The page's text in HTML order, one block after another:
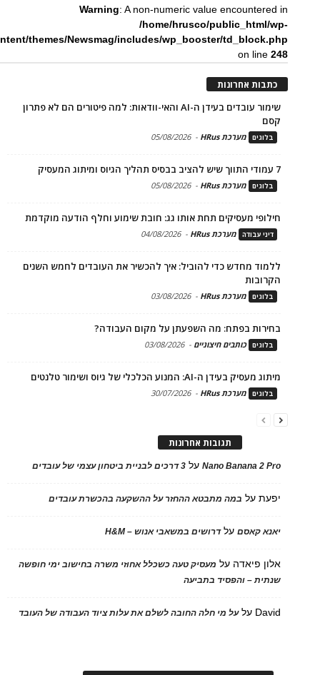
Warning: A non-numeric value encountered in
/home/hrusco/public_html/wp-
themes/Newsmag/includes/wp_booster/td_block.php
on line248
כתבות אחרונות
שימור עובדים בעידן ה-AI והאי-וודאות: למה פיטורים הם לא פתרון
קסם
בלוגים מערכת HRus -
05/08/2026
7 עמודי התווך שיש להציב בבסיס תהליך הגיוס ומיתוג המעסיק
בלוגים מערכת HRus -
05/08/2026
חילופי מעסיקים תחת אותו גג: חובת שימוע וחלף הודעה מוקדמת
דיני עבודה מערכת HRus -
04/08/2026
ללמוד מחדש כדי להוביל: איך להכשיר את העובדים לחמש השנים
הקרובות
בלוגים מערכת HRus -
03/08/2026
בחירות בפתח: מה השפעתן על מקום העבודה?
בלוגים כותבים חיצוניים -
03/08/2026
מיתוג מעסיק בעידן ה-AI: המנוע הכלכלי של גיוס ושימור טלנטים
בלוגים מערכת HRus -
30/07/2026
תגובות אחרונות
Nano Banana 2 Proעל 3 דרכים לבניית ביטחון עצמי של עובדים
יפעתעל במה מתבטא ההחזר על ההשקעה בהכשרת עובדים
יאנא קאסםעלדרושים במשאבי אנוש – H&M
אלון פיאדה על מעסיק טעה כשכלל אחוזי משרה בחישוב ימי חופשה
שנתית – והפסיד בתביעה
David עלעל מי חלה החובה לשלם את עלות ציוד העבודה של העובד